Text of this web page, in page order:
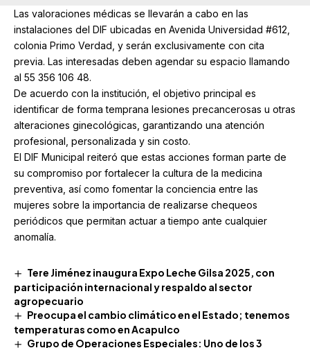
Las valoraciones médicas se llevarán a cabo en las
instalaciones del DIF ubicadas en Avenida Universidad #612,
colonia Primo Verdad, y serán exclusivamente con cita
previa. Las interesadas deben agendar su espacio llamando
al 55 356 106 48.
De acuerdo con la institución, el objetivo principal es
identificar de forma temprana lesiones precancerosas u otras
alteraciones ginecológicas, garantizando una atención
profesional, personalizada y sin costo.
El DIF Municipal reiteró que estas acciones forman parte de
su compromiso por fortalecer la cultura de la medicina
preventiva, así como fomentar la conciencia entre las
mujeres sobre la importancia de realizarse chequeos
periódicos que permitan actuar a tiempo ante cualquier
anomalía.
Tere Jiménez inaugura Expo Leche Gilsa 2025, con
participación internacional y respaldo al sector
agropecuario
Preocupa el cambio climático en el Estado; tenemos
temperaturas como en Acapulco
Grupo de Operaciones Especiales: Uno de los 3